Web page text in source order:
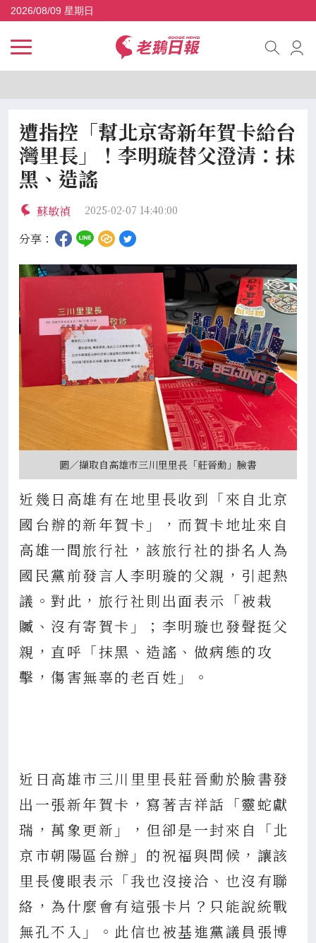
2026/08/09 星期日
遭指控「幫北京寄新年賀卡給台
灣里長」！李明璇替父澄清：抹
黑、造謠
蘇敏禎 2025-02-07 14:40:00
分享：
圖／擷取自高雄市三川里里長「莊晉勳」臉書
近幾日高雄有在地里長收到「來自北京
國台辦的新年賀卡」，而賀卡地址來自
高雄一間旅行社，該旅行社的掛名人為
國民黨前發言人李明璇的父親，引起熱
議。對此，旅行社則出面表示「被栽
贓、沒有寄賀卡」；李明璇也發聲挺父
親，直呼「抹黑、造謠、做病態的攻
擊，傷害無辜的老百姓」。
近日高雄市三川里里長莊晉勳於臉書發
出一張新年賀卡，寫著吉祥話「靈蛇獻
瑞，萬象更新」，但卻是一封來自「北
京市朝陽區台辦」的祝福與問候，讓該
里長傻眼表示「我也沒接洽、也沒有聯
絡，為什麼會有這張卡片？只能說統戰
無孔不入」。此信也被基進黨議員張博